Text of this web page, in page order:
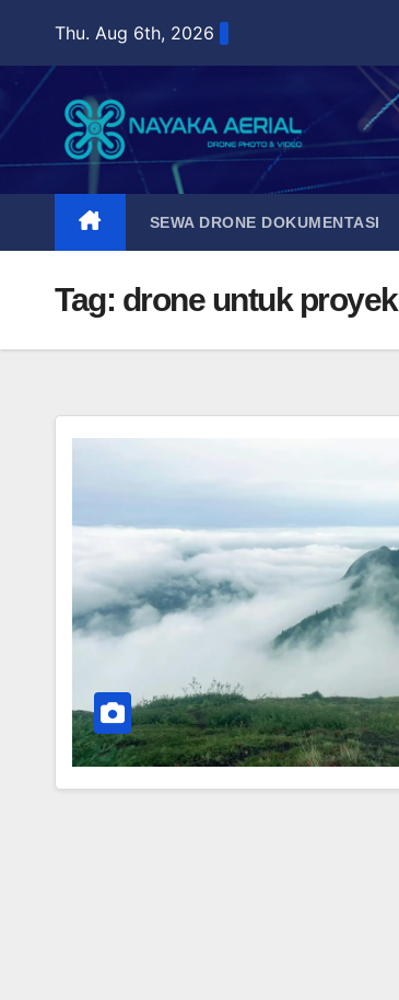
content
Thu. Aug 6th, 2026
SEWA DRONE DOKUMENTASI
Tag: drone untuk proyek